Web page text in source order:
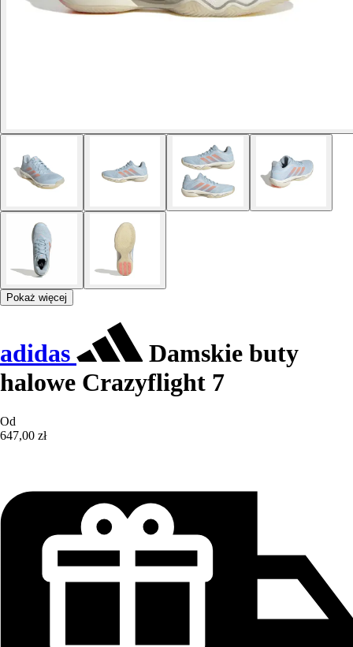
Pokaż więcej
adidas
Damskie buty
halowe Crazyflight 7
Od
647,00 zł